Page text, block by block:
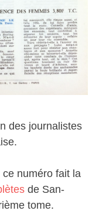
des journalistes
numéro fait la
de San-
tome.